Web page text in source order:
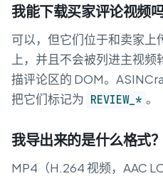
我能下载买家评论视频吗
可以，但它们位于和卖家上
上，并且不会被列进主视
描评论区的 DOM。
把它们标记为 REVIEW_* 。
我导出来的是什么格式？
MP4（H.264 视频，AAC